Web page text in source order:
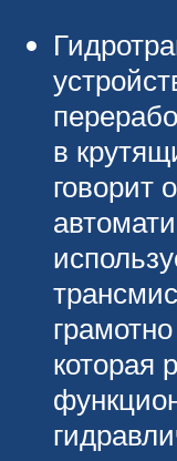
в
говорит
которая